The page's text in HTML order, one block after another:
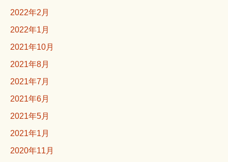
2022年2月
2022年1月
2021年10月
2021年8月
2021年7月
2021年6月
2021年5月
2021年1月
2020年11月